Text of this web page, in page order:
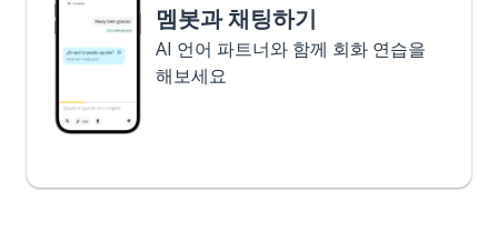
멤봇과 채팅하기
AI 언어 파트너와 함께 회화 연습을
해보세요